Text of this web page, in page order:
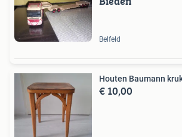
Belfeld
Houten Baumann
€ 10,00